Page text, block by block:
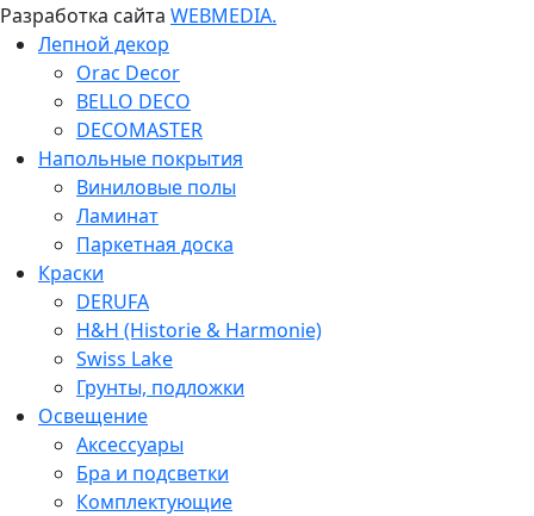
Разработка сайта WEBMEDIA.
Лепной декор
Orac Decor
BELLO DECO
DECOMASTER
Напольные покрытия
Виниловые полы
Ламинат
Паркетная доска
Краски
DERUFA
H&H (Historie & Harmonie)
Swiss Lake
Грунты, подложки
Освещение
Аксессуары
Бра и подсветки
Комплектующие